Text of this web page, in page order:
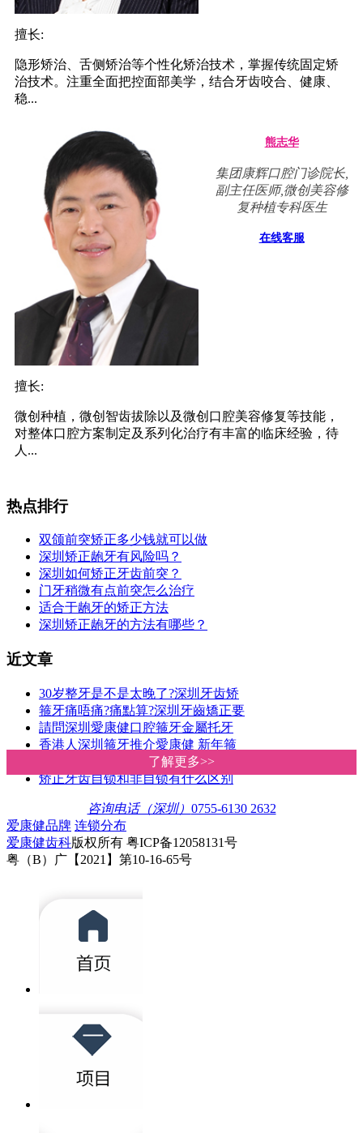
了解更多>>
了解更多>>
擅长:
隐形矫治、舌侧矫治等个性化矫治技术，掌握传统固定矫
治技术。注重全面把控面部美学，结合牙齿咬合、健康、
稳...
熊志华
集团康辉口腔门诊院长,
副主任医师,微创美容修
复种植专科医生
在线客服
擅长:
微创种植，微创智齿拔除以及微创口腔美容修复等技能，
对整体口腔方案制定及系列化治疗有丰富的临床经验，待
人...
热点排行
双颌前突矫正多少钱就可以做
深圳矫正龅牙有风险吗？
深圳如何矫正牙齿前突？
门牙稍微有点前突怎么治疗
适合于龅牙的矫正方法
深圳矫正龅牙的方法有哪些？
近文章
30岁整牙是不是太晚了?深圳牙齿矫
箍牙痛唔痛?痛點算?深圳牙齒矯正要
請問深圳愛康健口腔箍牙金屬托牙
香港人深圳箍牙推介愛康健 新年箍
深圳羅湖箍牙邊間好?牙齒矯正價格
矫正牙齿自锁和非自锁有什么区别
咨询电话（深圳） 0755-6130 2632
爱康健品牌 连锁分布
爱康健齿科版权所有 粤ICP备12058131号
粤（B）广【2021】第10-16-65号